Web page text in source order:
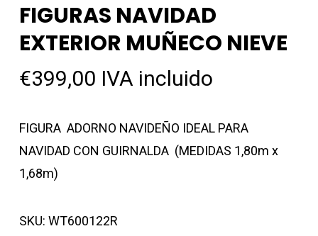
FIGURAS NAVIDAD
EXTERIOR MUÑECO NIEVE
€399,00 IVA incluido
FIGURA ADORNO NAVIDEÑO IDEAL PARA
NAVIDAD CON GUIRNALDA (MEDIDAS 1,80m x
1,68m)
SKU: WT600122R